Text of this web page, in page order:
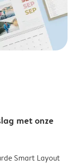
met onze
Smart Layout